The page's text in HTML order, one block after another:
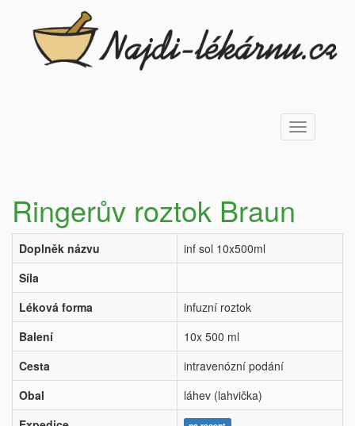
Toggle
navigation
Ringerův roztok Braun
Doplněk názvu
inf sol 10x500ml
Síla
Léková forma
infuzní roztok
Balení
10x 500 ml
Cesta
intravenózní podání
Obal
láhev (lahvička)